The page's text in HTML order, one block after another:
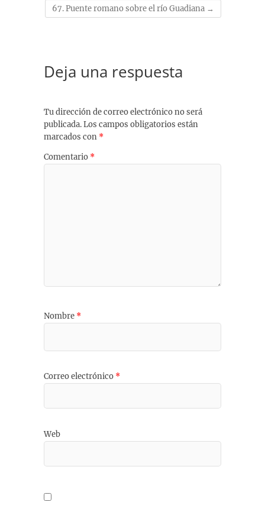
67. Puente romano sobre el río Guadiana →
Deja una respuesta
Tu dirección de correo electrónico no será
publicada.Los campos obligatorios están
marcados con *
Comentario *
Nombre *
Correo electrónico *
Web